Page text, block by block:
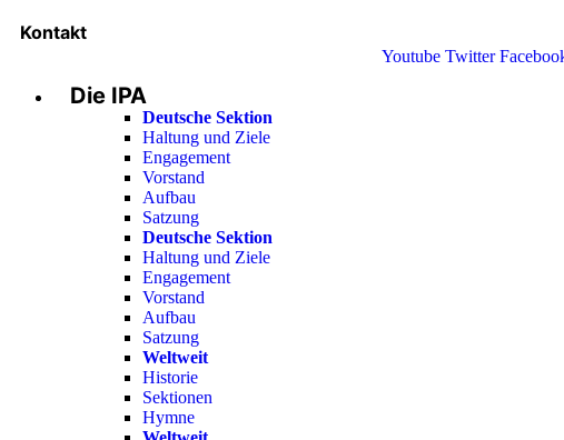
Kontakt
Youtube Twitter
Die IPA
Deutsche Sektion
Haltung und Ziele
Engagement
Vorstand
Aufbau
Satzung
Deutsche Sektion
Haltung und Ziele
Engagement
Vorstand
Aufbau
Satzung
Weltweit
Historie
Sektionen
Hymne